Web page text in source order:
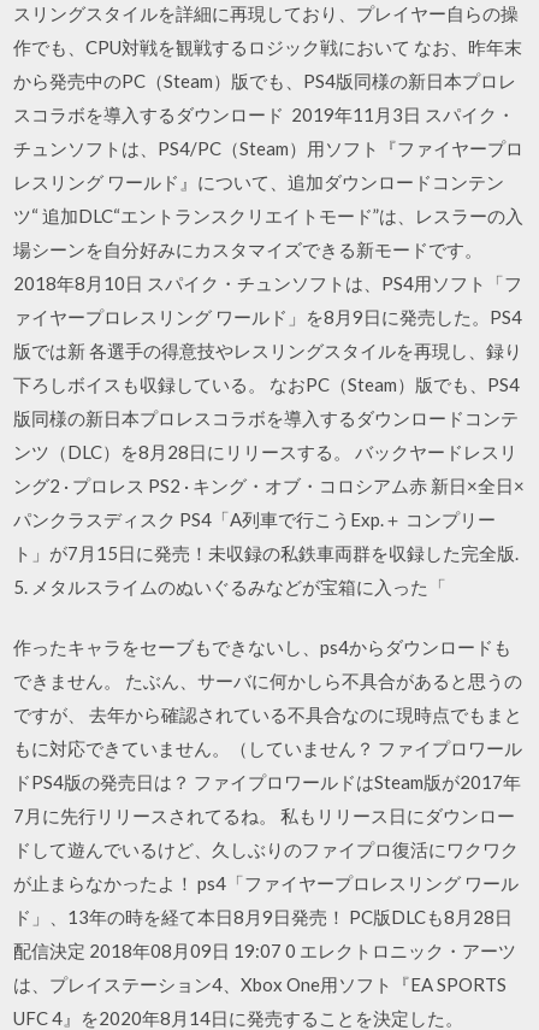
スリングスタイルを詳細に再現しており、プレイヤー自らの操
作でも、CPU対戦を観戦するロジック戦において なお、昨年末
から発売中のPC（Steam）版でも、PS4版同様の新日本プロレ
スコラボを導入するダウンロード 2019年11月3日 スパイク・
チュンソフトは、PS4/PC（Steam）用ソフト『ファイヤープロ
レスリング ワールド』について、追加ダウンロードコンテン
ツ“ 追加DLC“エントランスクリエイトモード”は、レスラーの入
場シーンを自分好みにカスタマイズできる新モードです。
2018年8月10日 スパイク・チュンソフトは、PS4用ソフト「フ
ァイヤープロレスリング ワールド」を8月9日に発売した。PS4
版では新 各選手の得意技やレスリングスタイルを再現し、録り
下ろしボイスも収録している。 なおPC（Steam）版でも、PS4
版同様の新日本プロレスコラボを導入するダウンロードコンテ
ンツ（DLC）を8月28日にリリースする。 バックヤードレスリ
ング2 · プロレス PS2 · キング・オブ・コロシアム赤 新日×全日×
パンクラスディスク PS4「A列車で行こうExp.＋ コンプリー
ト」が7月15日に発売！未収録の私鉄車両群を収録した完全版.
5. メタルスライムのぬいぐるみなどが宝箱に入った「
作ったキャラをセーブもできないし、ps4からダウンロードも
できません。 たぶん、サーバに何かしら不具合があると思うの
ですが、 去年から確認されている不具合なのに現時点でもまと
もに対応できていません。（していません？ ファイプロワール
ドPS4版の発売日は？ ファイプロワールドはSteam版が2017年
7月に先行リリースされてるね。 私もリリース日にダウンロー
ドして遊んでいるけど、久しぶりのファイプロ復活にワクワク
が止まらなかったよ！ ps4「ファイヤープロレスリング ワール
ド」、13年の時を経て本日8月9日発売！ PC版DLCも8月28日
配信決定 2018年08月09日 19:07 0 エレクトロニック・アーツ
は、プレイステーション4、Xbox One用ソフト『EA SPORTS
UFC 4』を2020年8月14日に発売することを決定した。